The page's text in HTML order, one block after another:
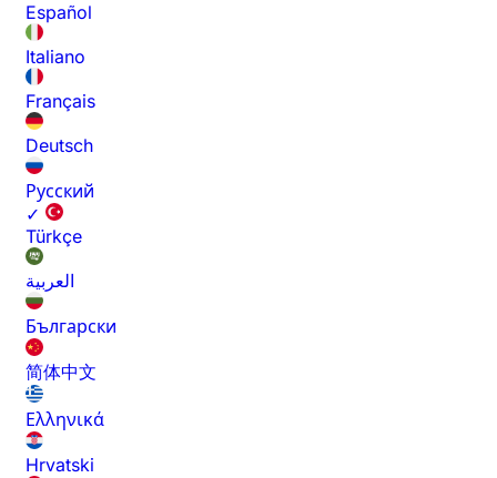
Español
Italiano
Français
Deutsch
Русский
✓
Türkçe
العربية
Български
简体中文
Ελληνικά
Hrvatski